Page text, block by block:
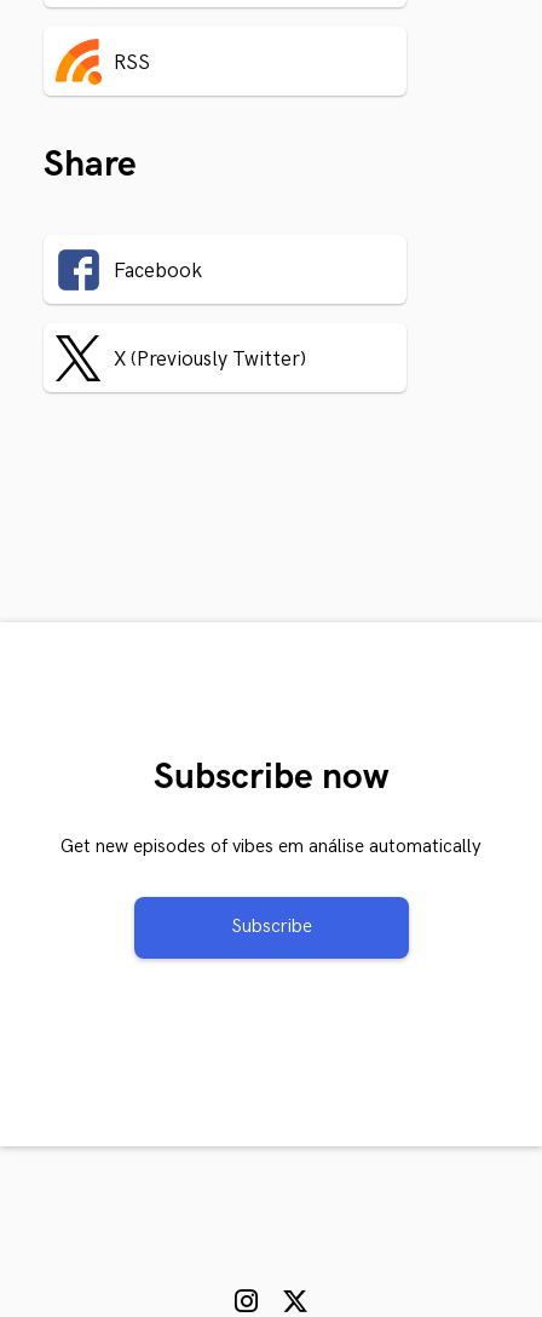
RSS
Share
Facebook
X (Previously Twitter)
Subscribe now
Get new episodes of vibes em análise automatically
Subscribe